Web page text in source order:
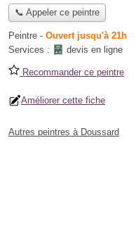
📞 Appeler ce peintre
Peintre - Ouvert jusqu'à 21h
Services :
devis en ligne
Recommander ce peintre
Améliorer cette fiche
Autres peintres à Doussard